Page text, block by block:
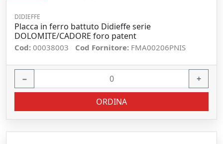
DIDIEFFE
Placca in ferro battuto Didieffe serie
DOLOMITE/CADORE foro patent
Cod: 00038003 Cod Fornitore: FMA00206PNIS
− +
ORDINA